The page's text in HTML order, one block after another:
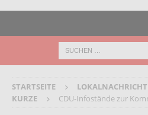
STARTSEITE
KURZE
CDU-Infostände zur